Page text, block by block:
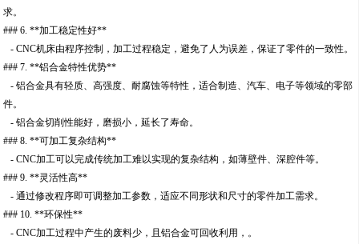
求。
### 6. **加工稳定性好**
- CNC机床由程序控制，加工过程稳定，避免了人为误差，保证了零件的一致性。
### 7. **铝合金特性优势**
- 铝合金具有轻质、高强度、耐腐蚀等特性，适合制造、汽车、电子等领域的零部
件。
- 铝合金切削性能好，磨损小，延长了寿命。
### 8. **可加工复杂结构**
- CNC加工可以完成传统加工难以实现的复杂结构，如薄壁件、深腔件等。
### 9. **灵活性高**
- 通过修改程序即可调整加工参数，适应不同形状和尺寸的零件加工需求。
### 10. **环保性**
- CNC加工过程中产生的废料少，且铝合金可回收利用，。